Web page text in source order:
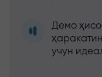
Демо
учун